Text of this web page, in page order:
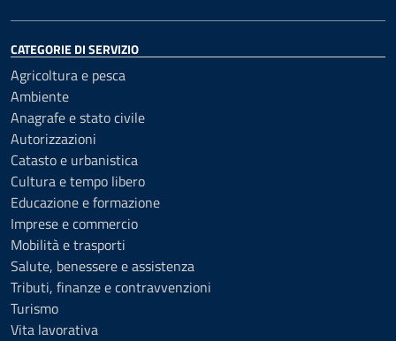
CATEGORIE DI SERVIZIO
Agricoltura e pesca
Ambiente
Anagrafe e stato civile
Autorizzazioni
Catasto e urbanistica
Cultura e tempo libero
Educazione e formazione
Imprese e commercio
Mobilità e trasporti
Salute, benessere e assistenza
Tributi, finanze e contravvenzioni
Turismo
Vita lavorativa